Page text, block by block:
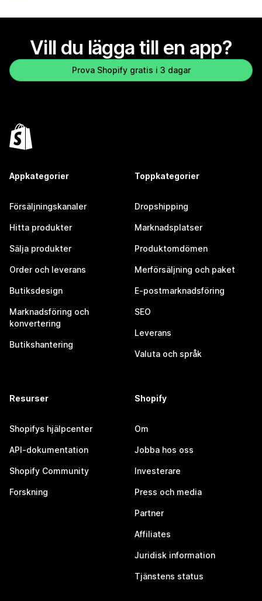
Vill du lägga till en app?
Prova Shopify gratis i 3 dagar
Appkategorier
Försäljningskanaler
Hitta produkter
Sälja produkter
Order och leverans
Butiksdesign
Marknadsföring och
konvertering
Butikshantering
Toppkategorier
Dropshipping
Marknadsplatser
Produktomdömen
Merförsäljning och paket
E-postmarknadsföring
SEO
Leverans
Valuta och språk
Resurser
Shopifys hjälpcenter
API-dokumentation
Shopify Community
Forskning
Shopify
Om
Jobba hos oss
Investerare
Press och media
Partner
Affiliates
Juridisk information
Tjänstens status